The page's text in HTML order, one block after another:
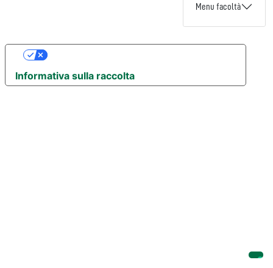
Menu facoltà
Informativa sulla raccolta
Le tue preferenze relative alla privacy